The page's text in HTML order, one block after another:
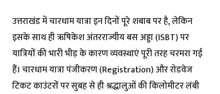
उत्तराखंड में चारधाम यात्रा इन दिनों पूरे शबाब पर है, लेकिन
इसके साथ ही ऋषिकेश अंतरराज्यीय बस अड्डा (ISBT) पर
यात्रियों की भारी भीड़ के कारण व्यवस्थाएं पूरी तरह चरमरा गई
हैं। चारधाम यात्रा पंजीकरण (Registration) और रोडवेज
टिकट काउंटरों पर सुबह से ही श्रद्धालुओं की किलोमीटर लंबी